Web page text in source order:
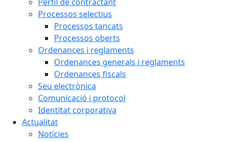
Processos selectius
Processos tancats
Processos oberts
Ordenances i reglaments
Ordenances generals i reglaments
Ordenances fiscals
Seu electrònica
Comunicació i protocol
Identitat corporativa
Actualitat
Notícies